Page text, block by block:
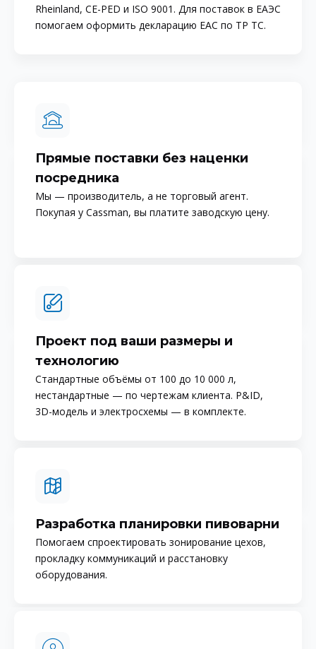
Rheinland, CE-PED и ISO 9001. Для поставок в ЕАЭС
помогаем оформить декларацию EAC по ТР ТС.
Прямые поставки без наценки
посредника
Мы — производитель, а не торговый агент.
Покупая у Cassman, вы платите заводскую цену.
Проект под ваши размеры и
технологию
Стандартные объёмы от 100 до 10 000 л,
нестандартные — по чертежам клиента. P&ID,
3D-модель и электросхемы — в комплекте.
Разработка планировки пивоварни
Помогаем спроектировать зонирование цехов,
прокладку коммуникаций и расстановку
оборудования.